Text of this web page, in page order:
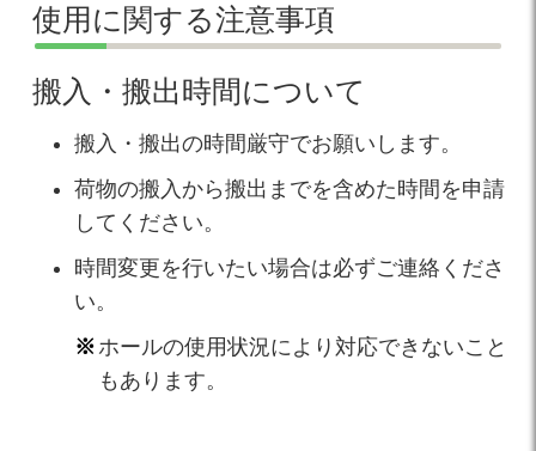
使用に関する注意事項
搬入・搬出時間について
搬入・搬出の時間厳守でお願いします。
荷物の搬入から搬出までを含めた時間を申請
してください。
時間変更を行いたい場合は必ずご連絡くださ
い。
ホールの使用状況により対応できないこと
もあります。